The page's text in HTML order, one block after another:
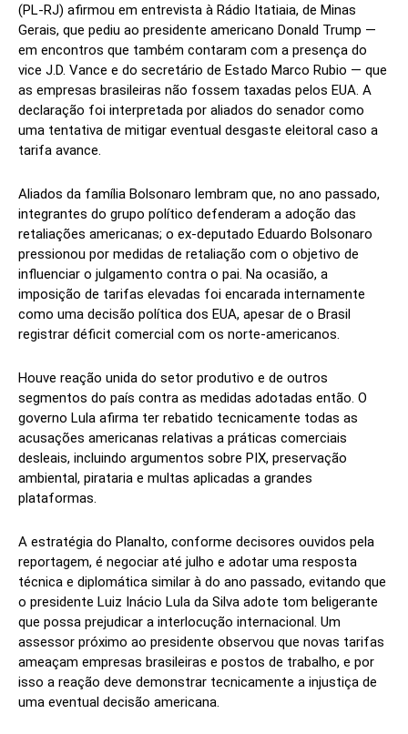
(PL-RJ) afirmou em entrevista à Rádio Itatiaia, de Minas
Gerais, que pediu ao presidente americano Donald Trump —
em encontros que também contaram com a presença do
vice J.D. Vance e do secretário de Estado Marco Rubio — que
as empresas brasileiras não fossem taxadas pelos EUA. A
declaração foi interpretada por aliados do senador como
uma tentativa de mitigar eventual desgaste eleitoral caso a
tarifa avance.
Aliados da família Bolsonaro lembram que, no ano passado,
integrantes do grupo político defenderam a adoção das
retaliações americanas; o ex-deputado Eduardo Bolsonaro
pressionou por medidas de retaliação com o objetivo de
influenciar o julgamento contra o pai. Na ocasião, a
imposição de tarifas elevadas foi encarada internamente
como uma decisão política dos EUA, apesar de o Brasil
registrar déficit comercial com os norte-americanos.
Houve reação unida do setor produtivo e de outros
segmentos do país contra as medidas adotadas então. O
governo Lula afirma ter rebatido tecnicamente todas as
acusações americanas relativas a práticas comerciais
desleais, incluindo argumentos sobre PIX, preservação
ambiental, pirataria e multas aplicadas a grandes
plataformas.
A estratégia do Planalto, conforme decisores ouvidos pela
reportagem, é negociar até julho e adotar uma resposta
técnica e diplomática similar à do ano passado, evitando que
o presidente Luiz Inácio Lula da Silva adote tom beligerante
que possa prejudicar a interlocução internacional. Um
assessor próximo ao presidente observou que novas tarifas
ameaçam empresas brasileiras e postos de trabalho, e por
isso a reação deve demonstrar tecnicamente a injustiça de
uma eventual decisão americana.